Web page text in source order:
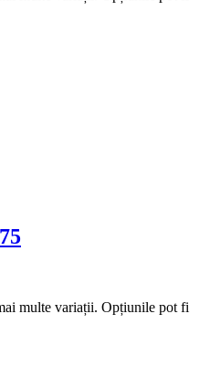
multe variații. Opțiunile pot fi